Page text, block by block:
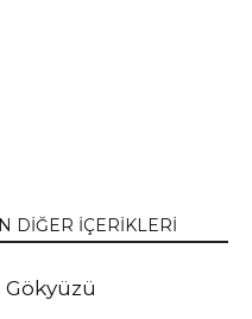
DİĞER İÇERİKLERİ
Gökyüzü